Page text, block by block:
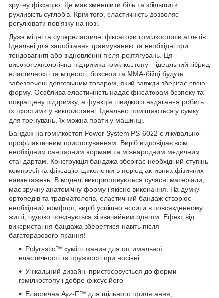
зручну фіксацію. Це має зменшити біль та збільшити
рухливість суглобів. Крім того, еластичність дозволяє
регулювати пов'язку на нозі.
Дуже міцні та супереластичні фіксатори гомілкостопів атлетів.
Ідеальні для запобігання травмуванню та необхідні при
тендовагініті або відновленні після розтягувань. Ця
високотехнологічна підтримка гомілкостопу – ідеальний гібрид
еластичності та міцності, боксери та MMA-бійці будуть
забезпечені довговічним товаром, який завжди зберігає свою
форму. Особлива еластичність надає фіксаторам безпеку та
покращену підтримку, а функція швидкого надягання робить
їх простими у використанні. Ідеально поміщаються у сумку
для тренувань, їх можна прати у машинці.
Бандаж на гомілкостоп Power System PS-6022 є лікувально-
профілактичним пристосуванням. Виріб відповідає всім
необхідним санітарним нормам та міжнародним медичним
стандартам. Конструкція бандажа зберігає необхідний ступінь
компресії та фіксацію щиколотки в період активних фізичних
навантажень. В моделі використовуються сучасні матеріали,
має зручну анатомічну форму і якісне виконання. На думку
ортопедів та травматологів, еластичний бандаж створює
необхідний комфорт, виріб успішно носити в повсякденному
житті, чудово поєднується зі звичайним одягом. Ефект від
використання бандажа зберегтися навіть після
багаторазового прання!
Polyrastic™ суміш тканин для оптимальної
еластичності та пружності при носінні
Унікальний дизайн пристосовується до форми
гомілкостопу і добре фіксує його
Еластична Ayz-F™ для щільного прилягання,